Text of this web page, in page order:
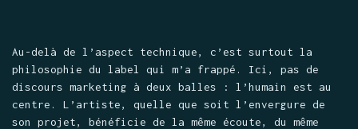
Au-delà de l’aspect technique, c’est surtout la
philosophie du label qui m’a frappé. Ici, pas de
discours marketing à deux balles : l’humain est au
centre. L’artiste, quelle que soit l’envergure de
son projet, bénéficie de la même écoute, du même